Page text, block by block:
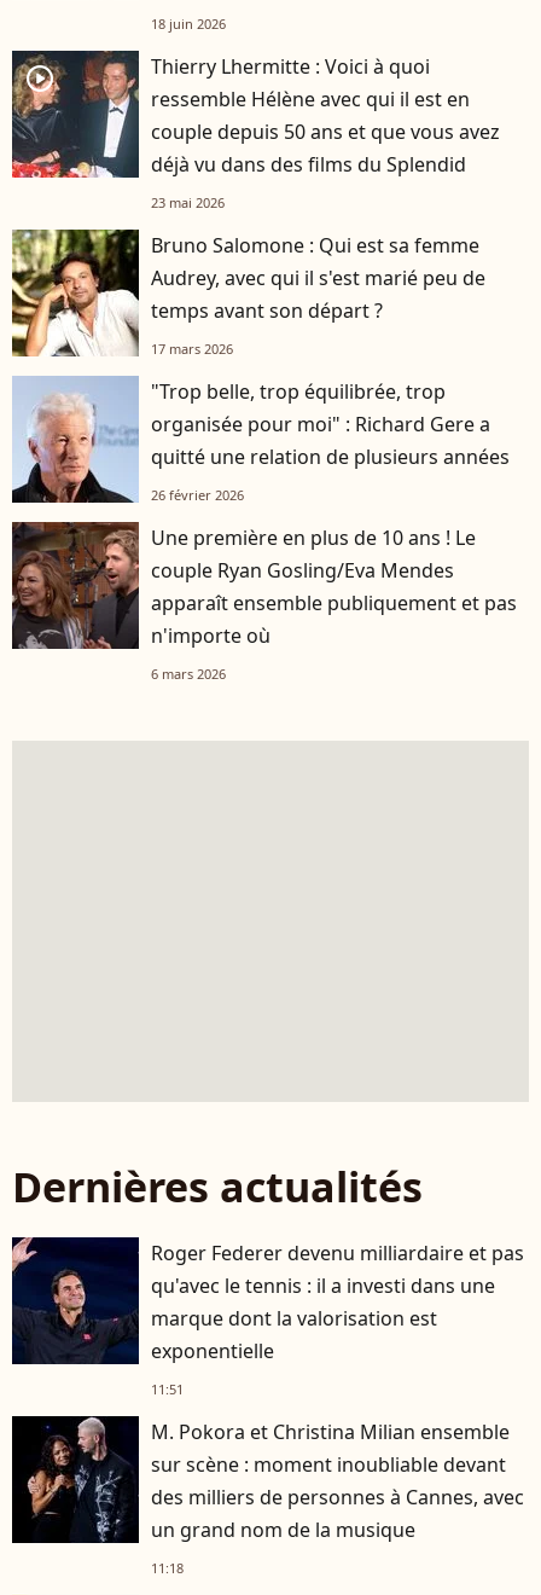
française
18 juin 2026
player2
Thierry Lhermitte : Voici à quoi
ressemble Hélène avec qui il est en
couple depuis 50 ans et que vous avez
déjà vu dans des films du Splendid
23 mai 2026
Bruno Salomone : Qui est sa femme
Audrey, avec qui il s'est marié peu de
temps avant son départ ?
17 mars 2026
"Trop belle, trop équilibrée, trop
organisée pour moi" : Richard Gere a
quitté une relation de plusieurs années
26 février 2026
Une première en plus de 10 ans ! Le
couple Ryan Gosling/Eva Mendes
apparaît ensemble publiquement et pas
n'importe où
6 mars 2026
Dernières actualités
Roger Federer devenu milliardaire et pas
qu'avec le tennis : il a investi dans une
marque dont la valorisation est
exponentielle
11:51
M. Pokora et Christina Milian ensemble
sur scène : moment inoubliable devant
des milliers de personnes à Cannes, avec
un grand nom de la musique
11:18